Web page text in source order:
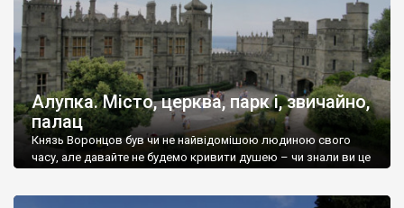
Алупка. Місто, церква, парк і, звичайно,
палац
Князь Воронцов був чи не найвідомішою людиною свого
часу, але давайте не будемо кривити душею – чи знали ви це